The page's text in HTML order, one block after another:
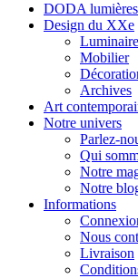
DODA lumières
Design du XXe
Mobilier
Archives
Art
Notre univers
Parlez-
Qui
Notre
Notre
Informations
Nous
Livraison